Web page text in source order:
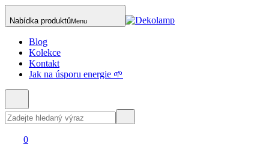
Nabídka produktůMenu
Blog
Kolekce
Kontakt
Jak na úsporu energie 🌱
0